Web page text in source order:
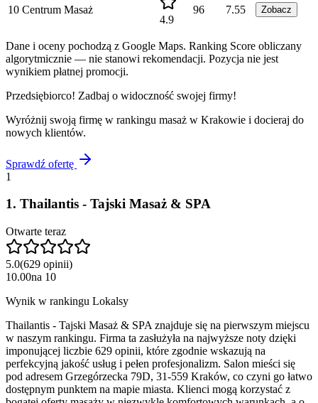
10 Centrum Masaż
4.9
96 7.55 Zobacz
Dane i oceny pochodzą z Google Maps. Ranking Score obliczany
algorytmicznie — nie stanowi rekomendacji. Pozycja nie jest
wynikiem płatnej promocji.
Przedsiębiorco! Zadbaj o widoczność swojej firmy!
Wyróżnij swoją firmę w rankingu masaż w Krakowie i docieraj do
nowych klientów.
Sprawdź ofertę
1
1. Thailantis - Tajski Masaż & SPA
Otwarte teraz
5.0(629 opinii)
10.00na 10
Wynik w rankingu Lokalsy
Thailantis - Tajski Masaż & SPA znajduje się na pierwszym miejscu
w naszym rankingu. Firma ta zasłużyła na najwyższe noty dzięki
imponującej liczbie 629 opinii, które zgodnie wskazują na
perfekcyjną jakość usług i pełen profesjonalizm. Salon mieści się
pod adresem Grzegórzecka 79D, 31-559 Kraków, co czyni go łatwo
dostępnym punktem na mapie miasta. Klienci mogą korzystać z